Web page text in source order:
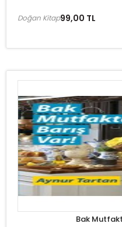
99,00 TL
Doğan Kitap
Bak